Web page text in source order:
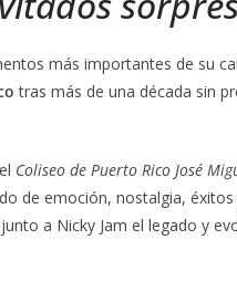
más importantes de su
tras más de una década sin
Coliseo de Puerto Rico José
de emoción, nostalgia, éxitos
a Nicky Jam el legado y